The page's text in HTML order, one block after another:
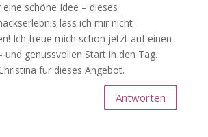
eine schöne Idee – dieses
lass ich mir nicht
Ich freue mich schon jetzt auf einen
und genussvollen Start in den Tag.
für dieses Angebot.
Antworten